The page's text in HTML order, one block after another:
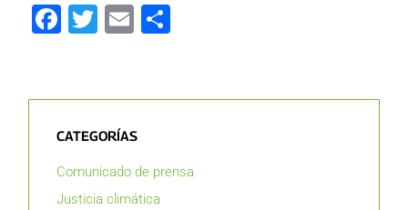
Facebook
Twitter
Email
CATEGORÍAS
Comunicado de prensa
Justicia climática